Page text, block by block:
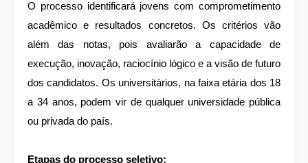
O processo identificará jovens com comprometimento
acadêmico e resultados concretos. Os critérios vão
além das notas, pois avaliarão a capacidade de
execução, inovação, raciocínio lógico e a visão de futuro
dos candidatos. Os universitários, na faixa etária dos 18
a 34 anos, podem vir de qualquer universidade pública
ou privada do país.
Etapas do processo seletivo: